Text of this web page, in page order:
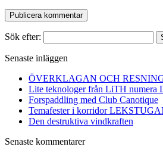
Sök efter:
Senaste inläggen
ÖVERKLAGAN OCH
Lite teknologer från LiTH numera
Forspaddling med Club Canotique
Temafester i korridor
Den destruktiva vindkraften
Senaste kommentarer